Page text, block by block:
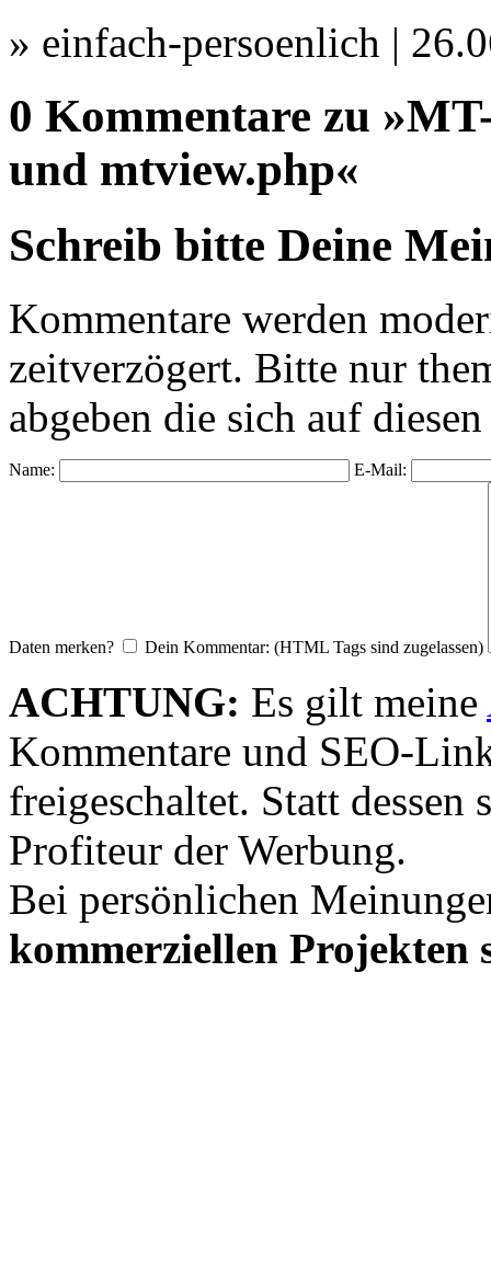
» einfach-persoenlich |
0 Kommentare zu
und mtview.php«
Schreib bitte Deine
Kommentare werden
zeitverzögert. Bitte nur
abgeben die sich auf
Name: E-Mail:
Daten merken? Dein Kommentar: (HTML Tags sind zugelassen)
ACHTUNG: Es gilt meine
Kommentare und SEO-
freigeschaltet. Statt dessen
Profiteur der Werbung.
Bei persönlichen
kommerziellen Projekten